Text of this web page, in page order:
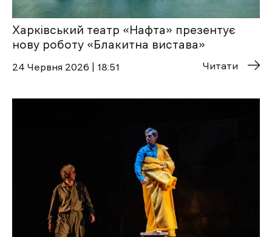
Харківський театр «Нафта» презентує
нову роботу «Блакитна вистава»
24 Червня 2026 | 18:51 Читати